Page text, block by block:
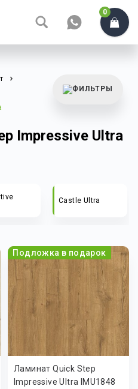
0
Impressive Ultra
Castle Ultra
Подложка в подарок
Ламинат Quick Step
Impressive Ultra IMU1848